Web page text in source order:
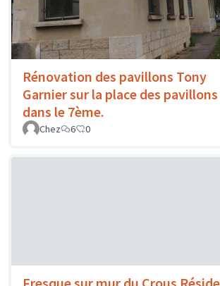
Rénovation des pavillons Tony
Garnier sur la place des pavillons
dans le 7ème.
Chez 6 0